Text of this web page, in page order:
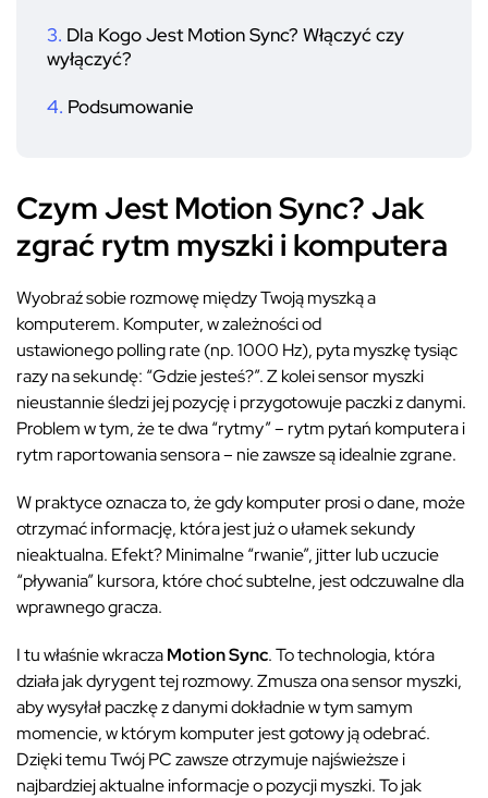
Dla Kogo Jest Motion Sync? Włączyć czy
wyłączyć?
Podsumowanie
Czym Jest Motion Sync? Jak
zgrać rytm myszki i komputera
Wyobraź sobie rozmowę między Twoją myszką a
komputerem. Komputer, w zależności od
ustawionego polling rate (np. 1000 Hz), pyta myszkę tysiąc
razy na sekundę: “Gdzie jesteś?”. Z kolei sensor myszki
nieustannie śledzi jej pozycję i przygotowuje paczki z danymi.
Problem w tym, że te dwa “rytmy” – rytm pytań komputera i
rytm raportowania sensora – nie zawsze są idealnie zgrane.
W praktyce oznacza to, że gdy komputer prosi o dane, może
otrzymać informację, która jest już o ułamek sekundy
nieaktualna. Efekt? Minimalne “rwanie”, jitter lub uczucie
“pływania” kursora, które choć subtelne, jest odczuwalne dla
wprawnego gracza.
I tu właśnie wkraczaMotion Sync. To technologia, która
działa jak dyrygent tej rozmowy. Zmusza ona sensor myszki,
aby wysyłał paczkę z danymi dokładnie w tym samym
momencie, w którym komputer jest gotowy ją odebrać.
Dzięki temu Twój PC zawsze otrzymuje najświeższe i
najbardziej aktualne informacje o pozycji myszki. To jak